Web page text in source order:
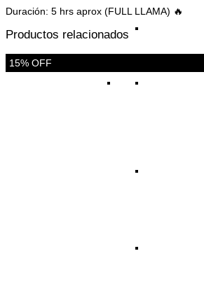
Duración: 5 hrs aprox (FULL LLAMA) 🔥
Productos relacionados
15% OFF